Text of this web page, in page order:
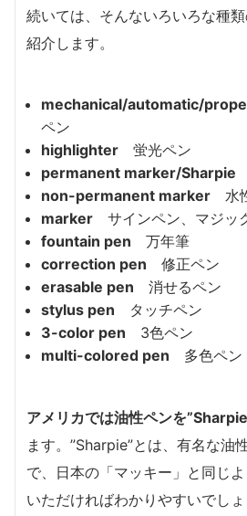
続いては、そんないろいろな種
紹介します。
mechanical/automatic/
ペン
highlighter 蛍光ペン
permanent marker/Sharpie
non-permanent marker 水
marker サインペン、マジッ
fountain pen 万年筆
correction pen 修正ペン
erasable pen 消せるペン
stylus pen タッチペン
3-color pen 3色ペン
multi-colored pen 多色ペン
アメリカでは油性ペンを
ます。”Sharpie”とは、有名な油
で、日本の「マッキー」と同じ
いただければわかりやすいでしょ